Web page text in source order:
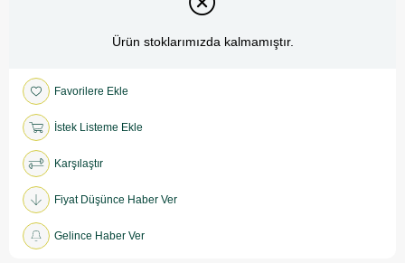
Ürün stoklarımızda kalmamıştır.
Favorilere Ekle
İstek Listeme Ekle
Karşılaştır
Fiyat Düşünce Haber Ver
Gelince Haber Ver